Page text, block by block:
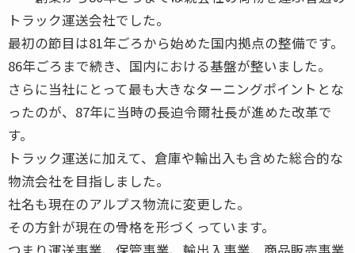
トラック運送会社でした。
最初の節目は81年ごろから始めた国内拠点の整備です。
86年ごろまで続き、国内における基盤が整いました。
さらに当社にとって最も大きなターニングポイントとな
ったのが、87年に当時の長迫令爾社長が進めた改革で
す。
トラック運送に加えて、倉庫や輸出入も含めた総合的な
物流会社を目指しました。
社名も現在のアルプス物流に変更した。
その方針が現在の骨格を形づくっています。